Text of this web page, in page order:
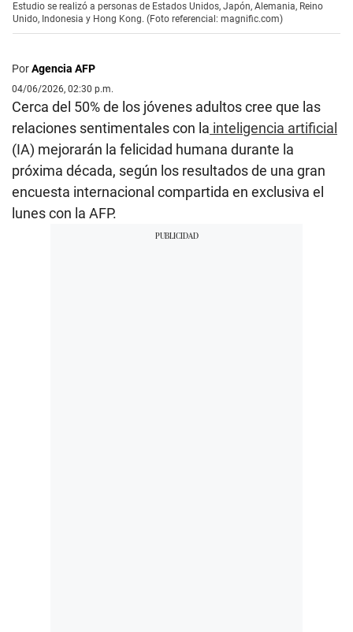
Estudio se realizó a personas de Estados Unidos, Japón, Alemania, Reino
Unido, Indonesia y Hong Kong. (Foto referencial: magnific.com)
PorAgencia AFP
04/06/2026, 02:30 p.m.
Cerca del 50% de los jóvenes adultos cree que las
relaciones sentimentales con la inteligencia artificial
(IA) mejorarán la felicidad humana durante la
próxima década, según los resultados de una gran
encuesta internacional compartida en exclusiva el
lunes con la AFP.